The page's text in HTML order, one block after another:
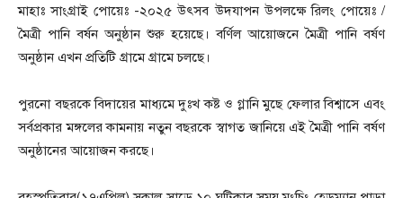
মাহাঃ সাংগ্রাই পোয়েঃ -২০২৫ উৎসব উদযাপন উপলক্ষে রিলং পোয়েঃ /
মৈত্রী পানি বর্ষন অনুষ্ঠান শুরু হয়েছে। বর্ণিল আয়োজনে মৈত্রী পানি বর্ষণ
অনুষ্ঠান এখন প্রতিটি গ্রামে গ্রামে চলছে।
পুরনো বছরকে বিদায়ের মাধ্যমে দুঃখ কষ্ট ও গ্লানি মুছে ফেলার বিশ্বাসে এবং
সর্বপ্রকার মঙ্গলের কামনায় নতুন বছরকে স্বাগত জানিয়ে এই মৈত্রী পানি বর্ষণ
অনুষ্ঠানের আয়োজন করছে।